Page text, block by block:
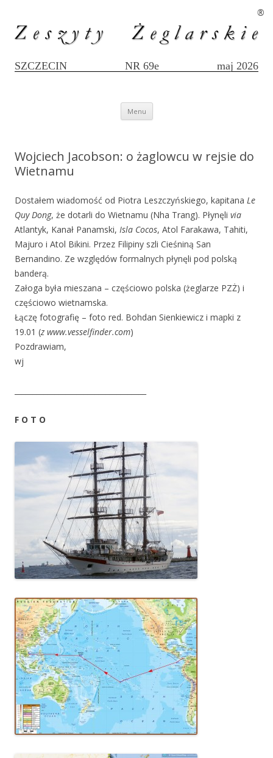
SZCZECIN NR 69e maj 2026
®
Menu Przejdź
Wojciech Jacobson: o żaglowcu w rejsie do
Wietnamu
Dostałem wiadomość od Piotra Leszczyńskiego, kapitana Le
Quy Dong, że dotarli do Wietnamu (Nha Trang). Płynęli via
Atlantyk, Kanał Panamski, Isla Cocos, Atol Farakawa, Tahiti,
Majuro i Atol Bikini. Przez Filipiny szli Cieśniną San
Bernandino. Ze względów formalnych płynęli pod polską
banderą.
Załoga była mieszana – częściowo polska (żeglarze PZŻ) i
częściowo wietnamska.
Łączę fotografię – foto red. Bohdan Sienkiewicz i mapki z
19.01 (z www.vesselfinder.com)
Pozdrawiam,
wj
F O T O